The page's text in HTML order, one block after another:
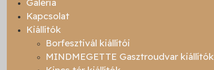
Kapcsolat
Kiállítók
Borfesztivál kiállítói
MINDMEGETTE Gasztroudvar kiállítók